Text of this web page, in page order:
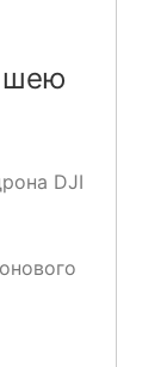
шею
DJI